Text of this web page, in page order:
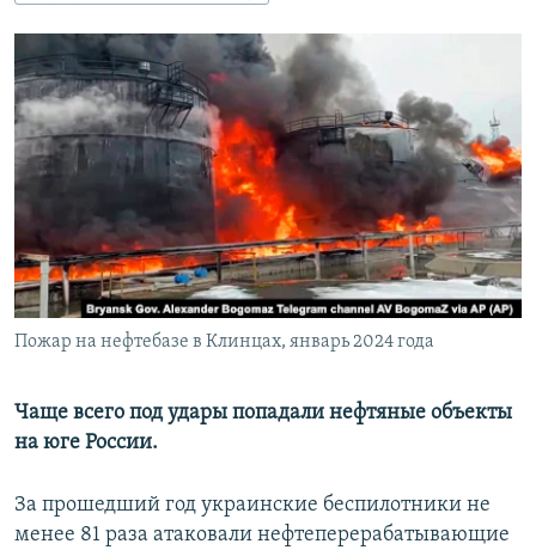
РАСПИСАНИЕ ВЕЩАНИЯ
ПОДПИШИТЕСЬ НА РАССЫЛКУ
СОЦИАЛЬНЫЕ СЕТИ
Все сайты РСЕ/РС
Пожар на нефтебазе в Клинцах, январь 2024 года
Чаще всего под удары попадали нефтяные объекты
на юге России.
За прошедший год украинские беспилотники не
менее 81 раза атаковали нефтеперерабатывающие